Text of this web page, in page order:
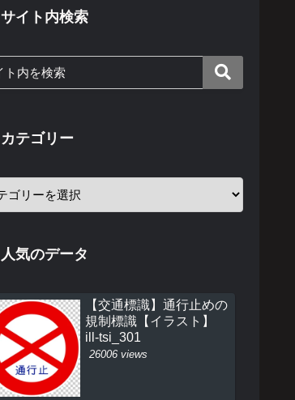
サイト内検索
カテゴリー
人気のデータ
【交通標識】通行止めの
規制標識【イラスト】
ill-tsi_301
26006 views